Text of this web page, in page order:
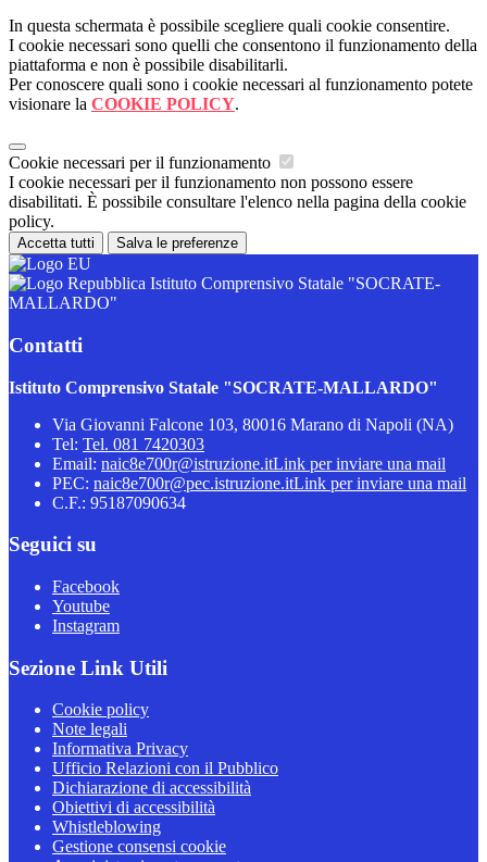
In questa schermata è possibile scegliere quali cookie consentire.
I cookie necessari sono quelli che consentono il funzionamento della
piattaforma e non è possibile disabilitarli.
Per conoscere quali sono i cookie necessari al funzionamento potete
visionare la COOKIE POLICY.
Cookie necessari per il funzionamento
I cookie necessari per il funzionamento non possono essere
disabilitati. È possibile consultare l'elenco nella pagina della cookie
policy.
Accetta tutti Salva le preferenze
Istituto Comprensivo Statale "SOCRATE-
MALLARDO"
Contatti
Istituto Comprensivo Statale "SOCRATE-MALLARDO"
Via Giovanni Falcone 103, 80016 Marano di Napoli (NA)
Tel: Tel. 081 7420303
Email: naic8e700r@istruzione.itLink per inviare una mail
PEC: naic8e700r@pec.istruzione.itLink per inviare una mail
C.F.: 95187090634
Seguici su
Facebook
Youtube
Instagram
Sezione Link Utili
Cookie policy
Note legali
Informativa Privacy
Ufficio Relazioni con il Pubblico
Dichiarazione di accessibilità
Obiettivi di accessibilità
Whistleblowing
Gestione consensi cookie